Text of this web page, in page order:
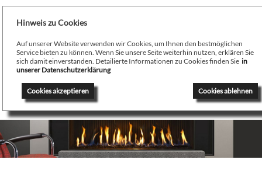
Hinweis zu Cookies
Auf unserer Website verwenden wir Cookies, um Ihnen den bestmöglichen
Service bieten zu können. Wenn Sie unsere Seite weiterhin nutzen, erklären Sie
sich damit einverstanden. Detailierte Informationen zu Cookies finden Sie in
unserer Datenschutzerklärung
Cookies ablehnen
Cookies akzeptieren
August Stamminger
Beratung - Planung - Ausführung - Wartung - Reparatur
Ofenbau Kaminbau Gaskamine Kachelofen Heizkamine